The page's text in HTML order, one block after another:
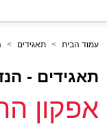
עמוד הבית תאגידים
תאגידים -
אפקון